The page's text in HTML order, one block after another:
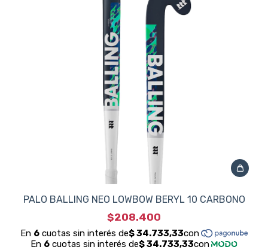
PALO BALLING NEO LOWBOW BERYL 10 CARBONO
$208.400